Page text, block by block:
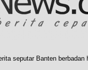
seputar Banten